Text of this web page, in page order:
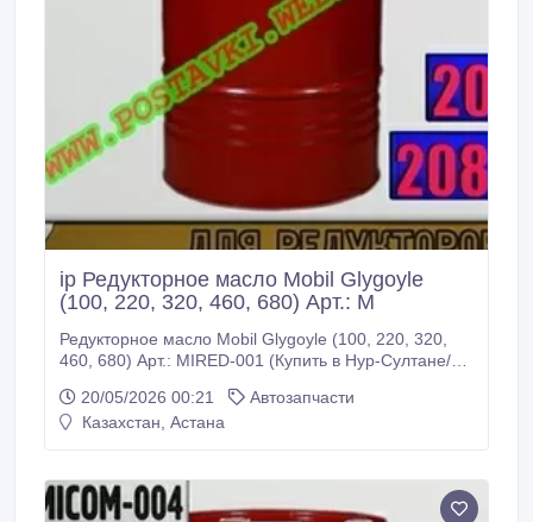
ip Редукторное масло Mobil Glygoyle
(100, 220, 320, 460, 680) Арт.: M
Редукторное масло Mobil Glygoyle (100, 220, 320,
460, 680) Арт.: MIRED-001 (Купить в Нур-Султане/
материалов Mobil Glygoyle Series представляет
собой масла с высочайшими рабочими
требуется эффективность, продолжительный срок
службы масла и защита оборудования.
20/05/2026 00:21
Автозапчасти
Казахстан, Астана